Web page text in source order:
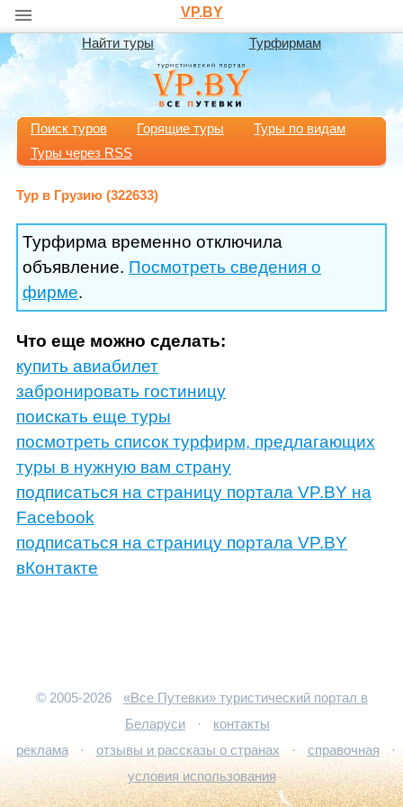
VP.BY
Найти туры Турфирмам
Поиск туров Горящие туры
Туры по видам
Туры через RSS
Тур в Грузию (322633)
Турфирма временно отключила
объявление. Посмотреть сведения о
фирме.
Что еще можно сделать:
купить авиабилет
забронировать гостиницу
поискать еще туры
посмотреть список турфирм, предлагающих
туры в нужную вам страну
подписаться на страницу портала VP.BY на
Facebook
подписаться на страницу портала VP.BY
вКонтакте
© 2005-2026
«Все Путевки» туристический портал в
Беларуси
·
контакты
реклама
· отзывы и рассказы о странах · справочная
·
условия использования